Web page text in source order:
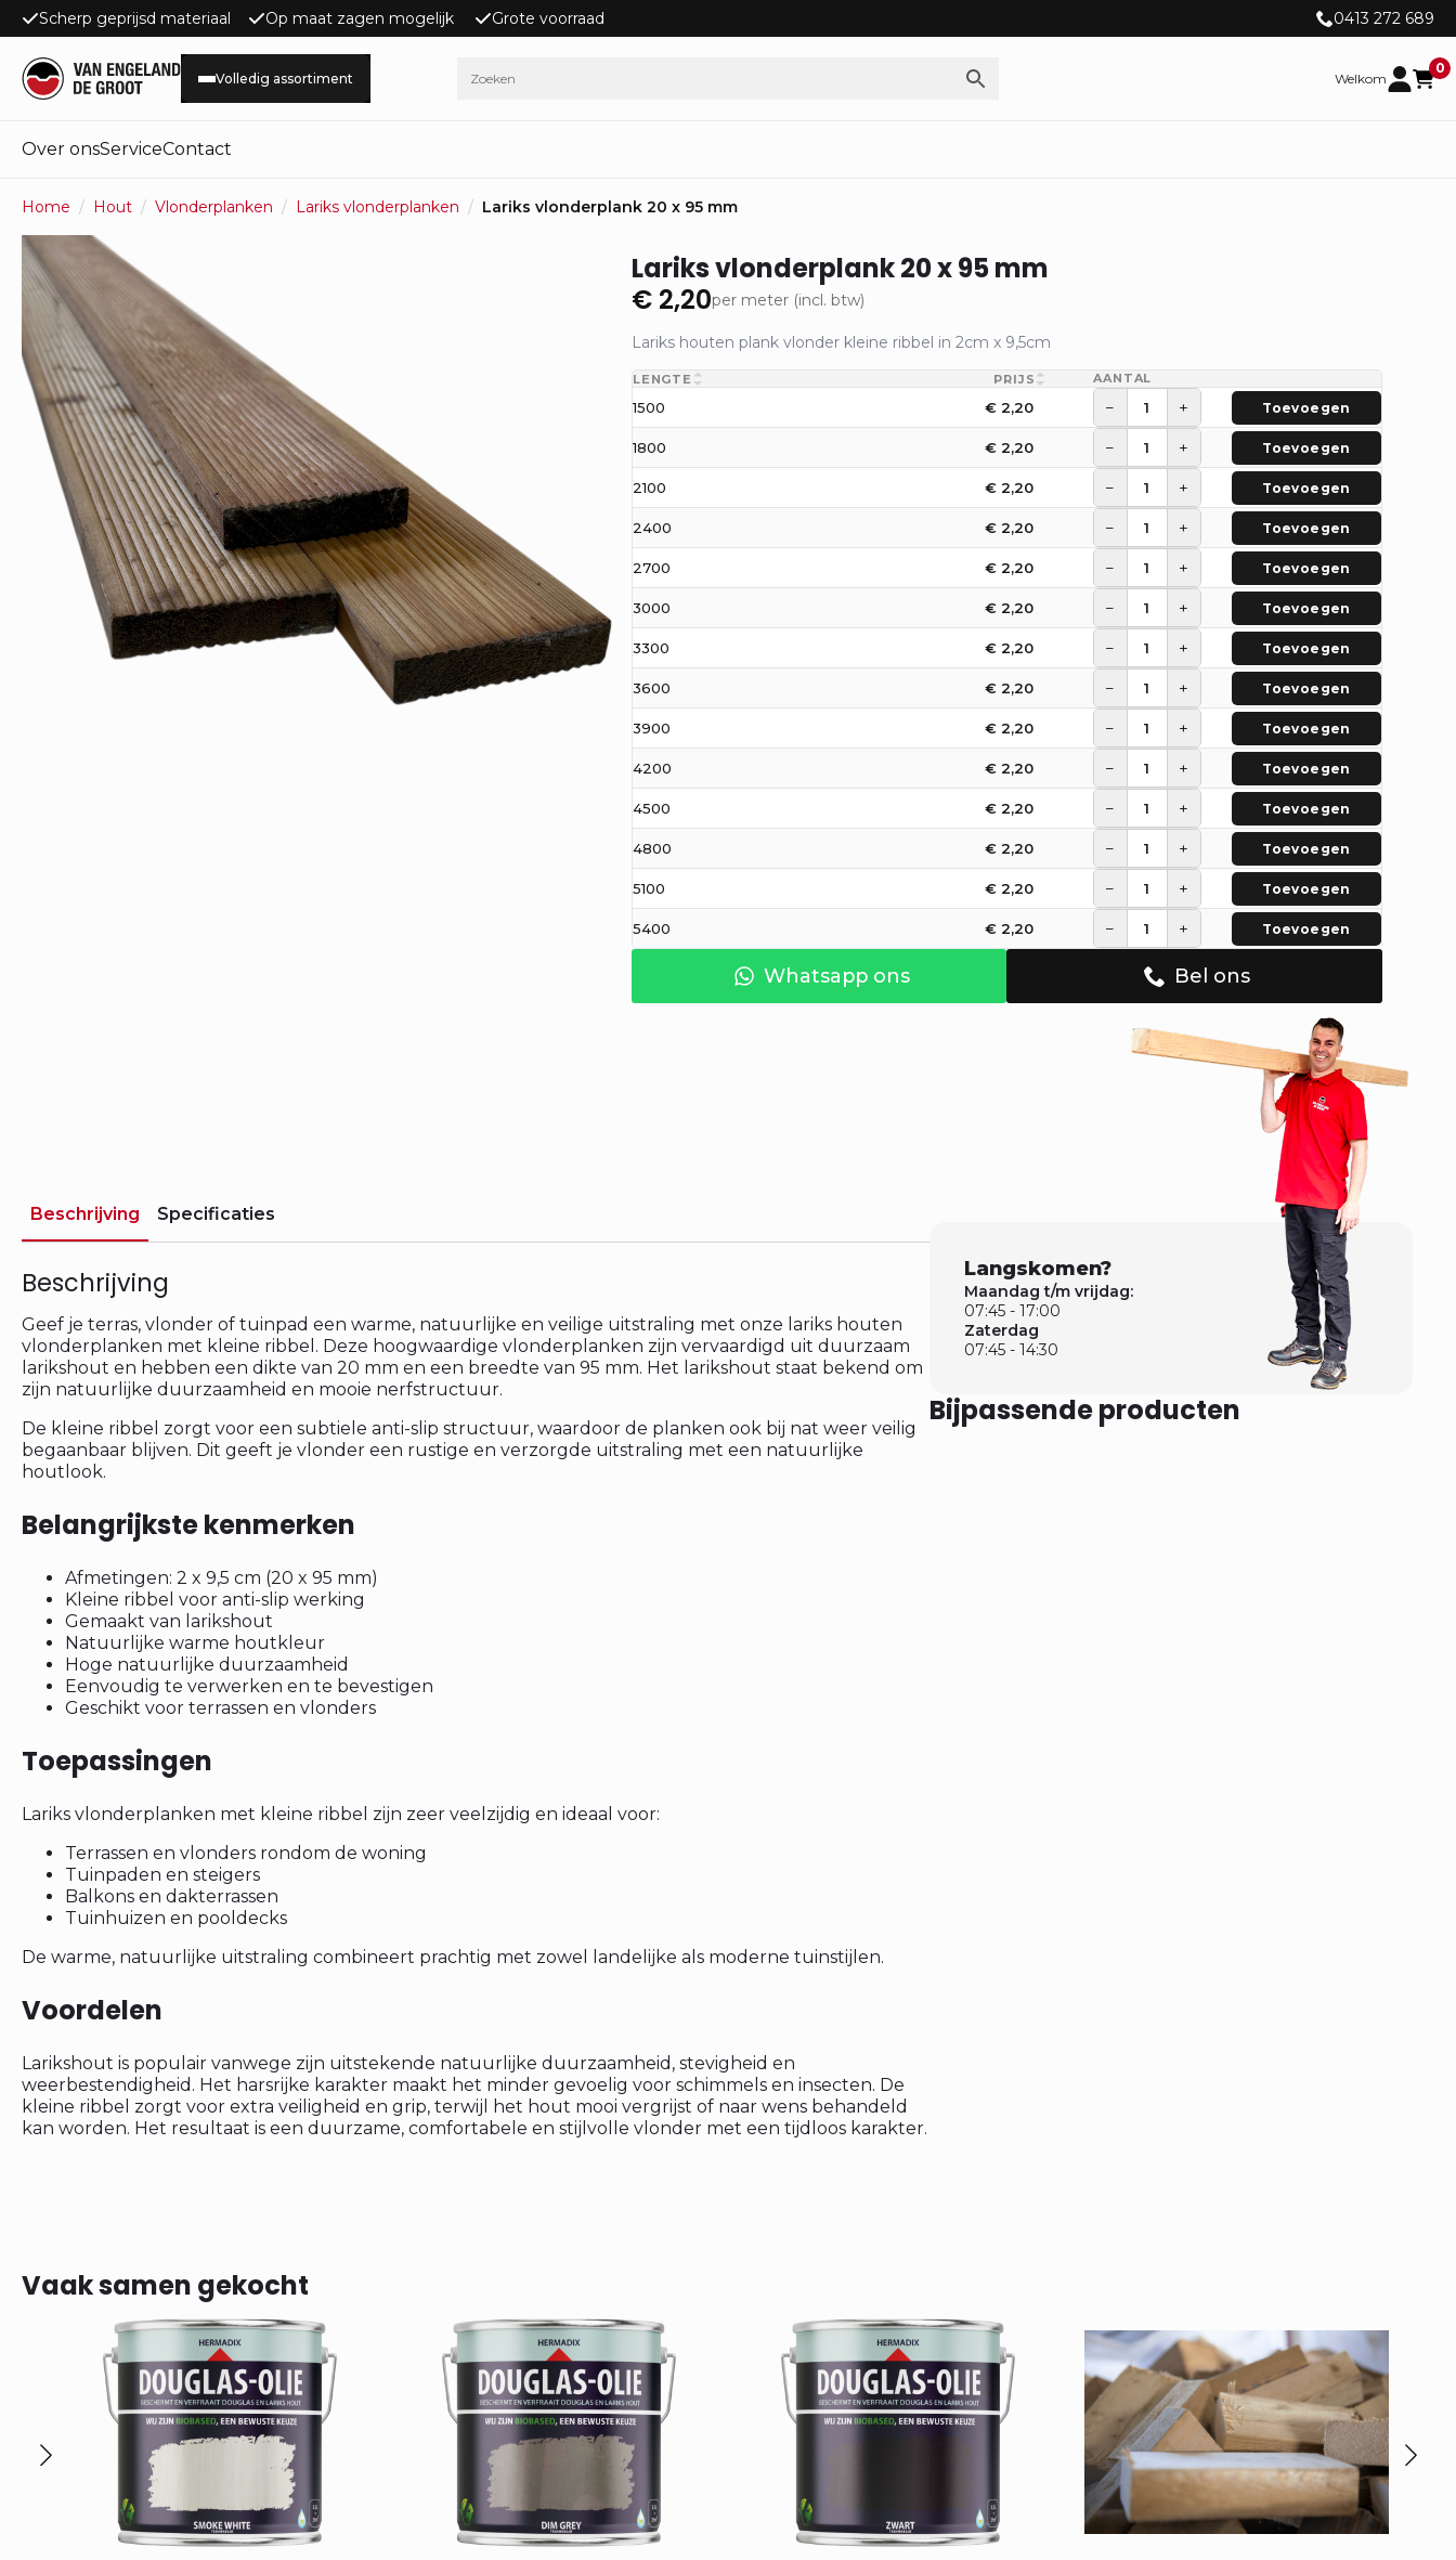
Scherp geprijsd materiaal Op maat zagen mogelijk Grote voorraad 0413 272 689
Volledig assortiment Welkom
0
Over onsServiceContact
Home Hout Vlonderplanken Lariks vlonderplanken Lariks vlonderplank 20 x 95 mm
Lariks vlonderplank 20 x 95 mm
€2,20per meter (incl. btw)
Lariks houten plank vlonder kleine ribbel in 2cm x 9,5cm
LENGTE PRIJS AANTAL
1500 €2,20 − + Toevoegen
1800 €2,20 − + Toevoegen
2100 €2,20 − + Toevoegen
2400 €2,20 − + Toevoegen
2700 €2,20 − + Toevoegen
3000 €2,20 − + Toevoegen
3300 €2,20 − + Toevoegen
3600 €2,20 − + Toevoegen
3900 €2,20 − + Toevoegen
4200 €2,20 − + Toevoegen
4500 €2,20 − + Toevoegen
4800 €2,20 − + Toevoegen
5100 €2,20 − + Toevoegen
5400 €2,20 − + Toevoegen
Whatsapp ons Bel ons
Beschrijving Specificaties
Beschrijving
Geef je terras, vlonder of tuinpad een warme, natuurlijke en veilige uitstraling met onze lariks houten
vlonderplanken met kleine ribbel. Deze hoogwaardige vlonderplanken zijn vervaardigd uit duurzaam
larikshout en hebben een dikte van 20 mm en een breedte van 95 mm. Het larikshout staat bekend om
zijn natuurlijke duurzaamheid en mooie nerfstructuur.
De kleine ribbel zorgt voor een subtiele anti-slip structuur, waardoor de planken ook bij nat weer veilig
begaanbaar blijven. Dit geeft je vlonder een rustige en verzorgde uitstraling met een natuurlijke
houtlook.
Belangrijkste kenmerken
Afmetingen: 2 x 9,5 cm (20 x 95 mm)
Kleine ribbel voor anti-slip werking
Gemaakt van larikshout
Natuurlijke warme houtkleur
Hoge natuurlijke duurzaamheid
Eenvoudig te verwerken en te bevestigen
Geschikt voor terrassen en vlonders
Toepassingen
Lariks vlonderplanken met kleine ribbel zijn zeer veelzijdig en ideaal voor:
Terrassen en vlonders rondom de woning
Tuinpaden en steigers
Balkons en dakterrassen
Tuinhuizen en pooldecks
De warme, natuurlijke uitstraling combineert prachtig met zowel landelijke als moderne tuinstijlen.
Voordelen
Larikshout is populair vanwege zijn uitstekende natuurlijke duurzaamheid, stevigheid en
weerbestendigheid. Het harsrijke karakter maakt het minder gevoelig voor schimmels en insecten. De
kleine ribbel zorgt voor extra veiligheid en grip, terwijl het hout mooi vergrijst of naar wens behandeld
kan worden. Het resultaat is een duurzame, comfortabele en stijlvolle vlonder met een tijdloos karakter.
Langskomen?
Maandag t/m vrijdag:
07:45 - 17:00
Zaterdag
07:45 - 14:30
Bijpassende producten
Vaak samen gekocht